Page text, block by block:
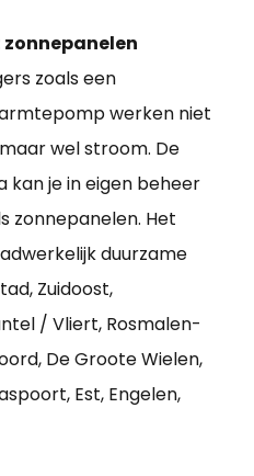
zoals een
werken niet
wel stroom. De
kan je in eigen beheer
zonnepanelen. Het
duurzame
Zuidoost,
/ Vliert, Rosmalen-
De Groote Wielen,
Est, Engelen,